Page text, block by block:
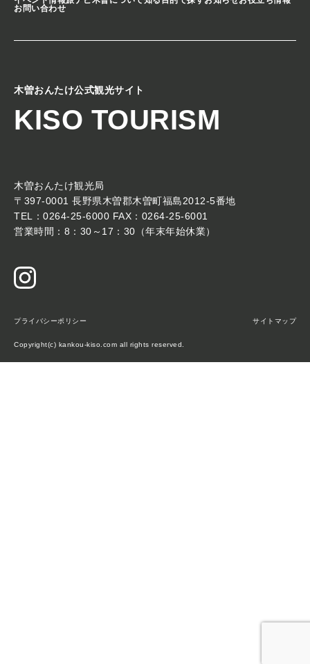
お問い合わせ
木曽おんたけ公式観光サイト
KISO TOURISM
木曽おんたけ観光局
〒397-0001 長野県木曽郡木曽町福島2012-5番地
TEL：0264-25-6000 FAX：0264-25-6001
営業時間：8：30～17：30（年末年始休業）
プライバシーポリシー サイトマップ
Copyright(c) kankou-kiso.com all rights reserved.